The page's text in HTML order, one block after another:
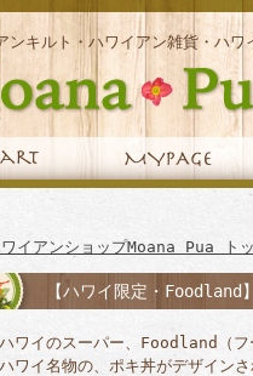
ンキルト・ハワイアン雑貨・ハ
イアンショップMoana Pua ト
【ハワイ限定・
ハワイのスーパー、Foodland（フ
ハワイ名物の、ポキ丼がデザインさ